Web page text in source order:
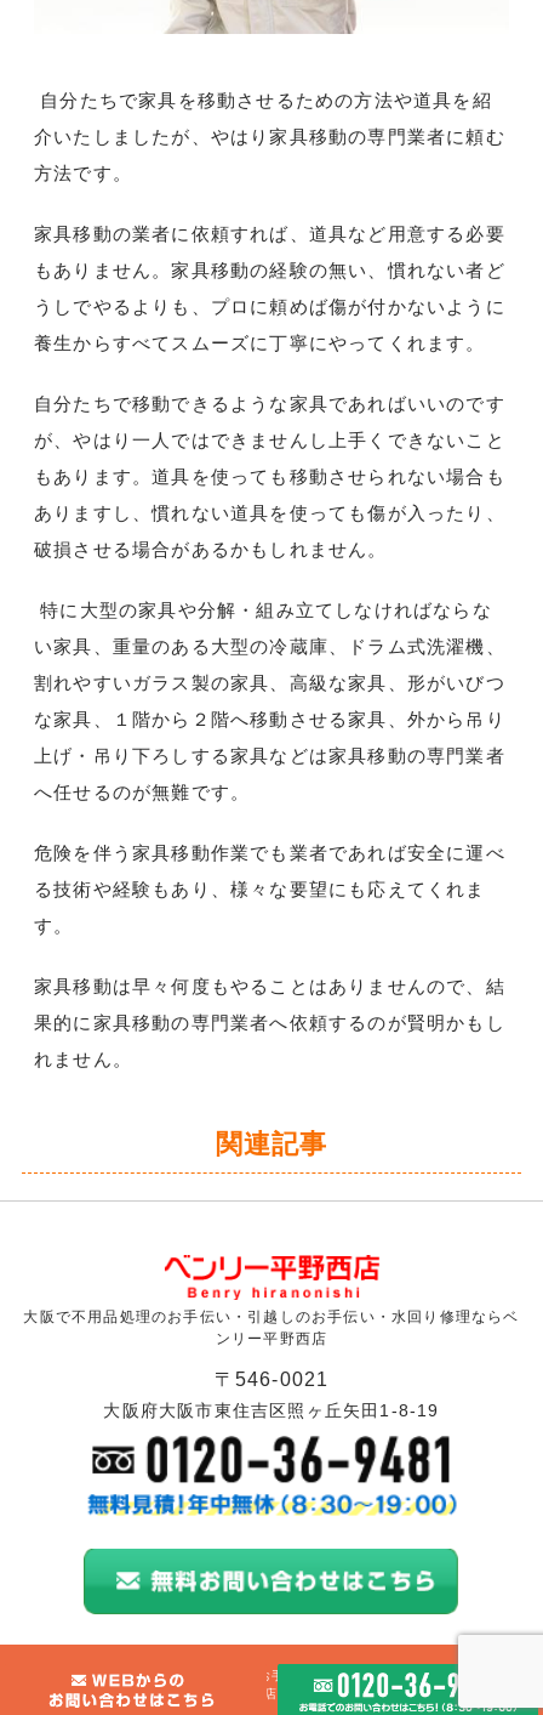
自分たちで家具を移動させるための方法や道具を紹
介いたしましたが、やはり家具移動の専門業者に頼む
方法です。
家具移動の業者に依頼すれば、道具など用意する必要
もありません。家具移動の経験の無い、慣れない者ど
うしでやるよりも、プロに頼めば傷が付かないように
養生からすべてスムーズに丁寧にやってくれます。
自分たちで移動できるような家具であればいいのです
が、やはり一人ではできませんし上手くできないこと
もあります。道具を使っても移動させられない場合も
ありますし、慣れない道具を使っても傷が入ったり、
破損させる場合があるかもしれません。
特に大型の家具や分解・組み立てしなければならな
い家具、重量のある大型の冷蔵庫、ドラム式洗濯機、
割れやすいガラス製の家具、高級な家具、形がいびつ
な家具、１階から２階へ移動させる家具、外から吊り
上げ・吊り下ろしする家具などは家具移動の専門業者
へ任せるのが無難です。
危険を伴う家具移動作業でも業者であれば安全に運べ
る技術や経験もあり、様々な要望にも応えてくれま
す。
家具移動は早々何度もやることはありませんので、結
果的に家具移動の専門業者へ依頼するのが賢明かもし
れません。
関連記事
大阪で不用品処理のお手伝い・引越しのお手伝い・水回り修理ならベ
ンリー平野西店
〒546-0021
大阪府大阪市東住吉区照ヶ丘矢田1-8-19
© 2026 大阪で不用品処理や引越しのお手伝い・水回り修理ならベンリー平野西
店